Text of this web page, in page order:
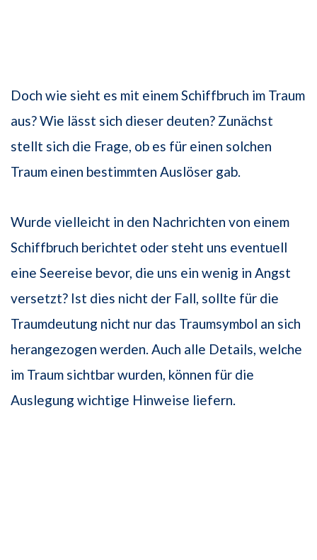
Doch wie sieht es mit einem Schiffbruch im Traum
aus? Wie lässt sich dieser deuten? Zunächst
stellt sich die Frage, ob es für einen solchen
Traum einen bestimmten Auslöser gab.
Wurde vielleicht in den Nachrichten von einem
Schiffbruch berichtet oder steht uns eventuell
eine Seereise bevor, die uns ein wenig in Angst
versetzt? Ist dies nicht der Fall, sollte für die
Traumdeutung nicht nur das Traumsymbol an sich
herangezogen werden. Auch alle Details, welche
im Traum sichtbar wurden, können für die
Auslegung wichtige Hinweise liefern.